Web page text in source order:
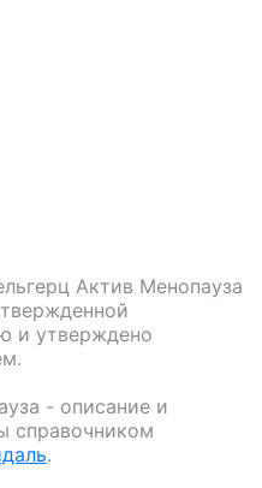
Актив Менопауза
и утверждено
- описание и
справочником
.